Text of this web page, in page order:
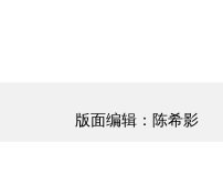
版面编辑：陈希影